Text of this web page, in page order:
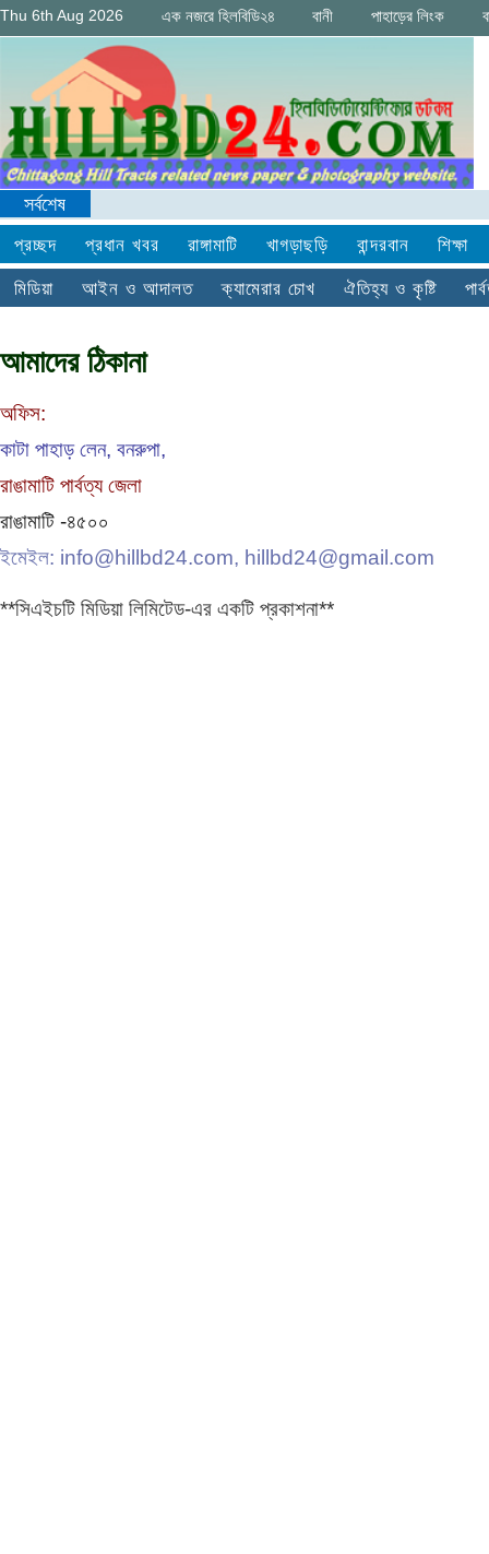
Thu 6th Aug 2026 এক নজরে হিলবিডি২৪ বানী পাহাড়ের লিংক
সর্বশেষ
প্রচ্ছদ প্রধান খবর রাঙ্গামাটি খাগড়াছড়ি বান্দরবান
শিক্ষা
মিডিয়া
আইন ও আদালত ক্যামেরার চোখ ঐতিহ্য ও কৃষ্টি
আমাদের ঠিকানা
অফিস:
কাটা পাহাড় লেন, বনরুপা,
রাঙামাটি পার্বত্য জেলা
রাঙামাটি -৪৫০০
ইমেইল: info@hillbd24.com, hillbd24@gmail.com
**সিএইচটি মিডিয়া লিমিটেড-এর একটি প্রকাশনা**